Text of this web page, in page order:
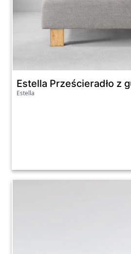
Estella Prześcieradło z
Estella